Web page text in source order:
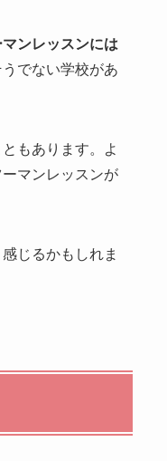
ンレッスンには
でない学校があ
もあります。よ
マンレッスンが
じるかもしれま